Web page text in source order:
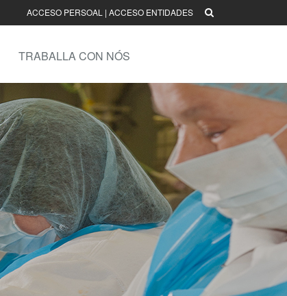
ACCESO PERSOAL | ACCESO ENTIDADES
TRABALLA CON NÓS